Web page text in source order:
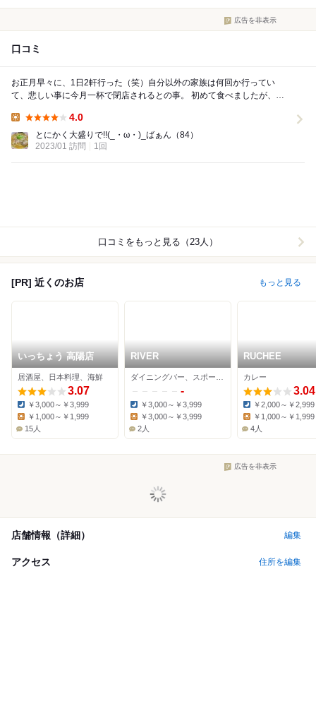
広告を非表示
口コミ
お正月早々に、1日2軒行った（笑）自分以外の家族は何回か行ってい
て、悲しい事に今月一杯で閉店されるとの事。 初めて食べましたが、旨
4.0
とにかく大盛りで!!(_・ω・)_ばぁん （84）
2023/01 訪問
1回
口コミをもっと見る（23人）
[PR] 近くのお店 もっと見る
いっちょう 高陽店
居酒屋、日本料理、海鮮
3.07
Dinner:
￥3,000～￥3,999
Lunch:
￥1,000～￥1,999
15人
RIVER
-
Dinner:
￥3,000～￥3,999
Lunch:
￥3,000～￥3,999
2人
RUCHEE
カレー
3.04
Dinner:
￥2,000～￥2,999
Lunch:
￥1,000～￥1,999
4人
広告を非表示
店舗情報（詳細） 編集
アクセス 住所を編集